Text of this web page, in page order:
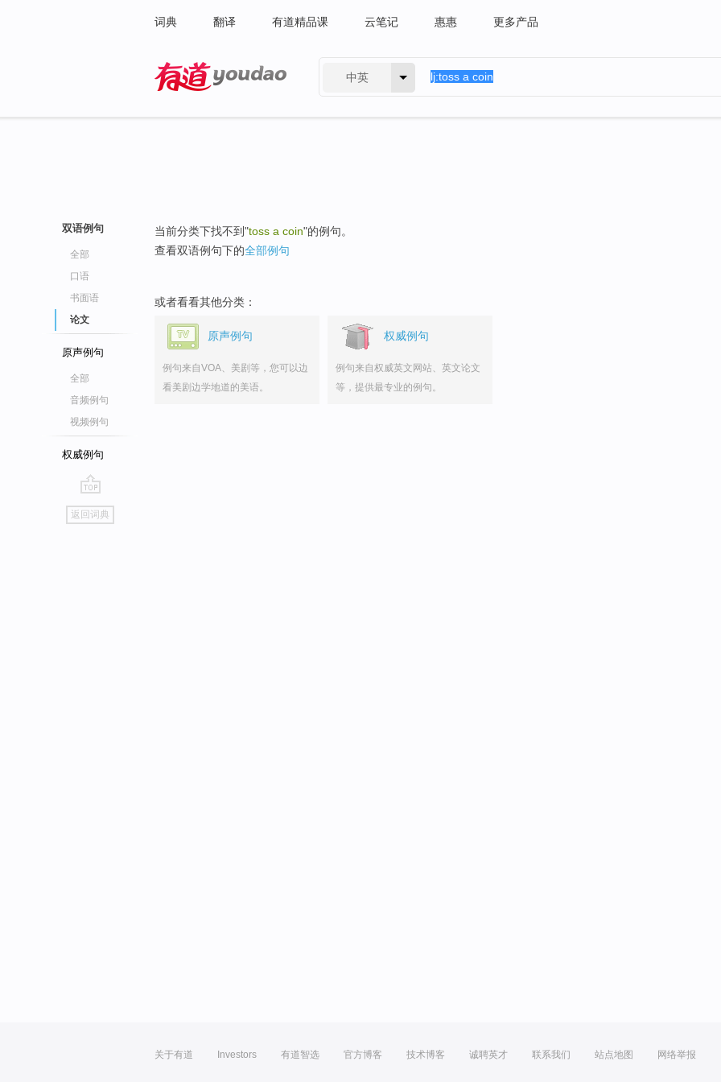
词典 翻译 有道精品课 云笔记 惠惠 更多产品
中英
双语例句
全部
口语
书面语
论文
原声例句
全部
音频例句
视频例句
权威例句
go
top
返回词典
当前分类下找不到"toss a coin"的例句。
查看双语例句下的全部例句
或者看看其他分类：
原声例句
例句来自VOA、美剧等，您可以边
看美剧边学地道的美语。
权威例句
例句来自权威英文网站、英文论文
等，提供最专业的例句。
关于有道 Investors 有道智选 官方博客 技术博客 诚聘英才 联系我们 站点地图 网络举报